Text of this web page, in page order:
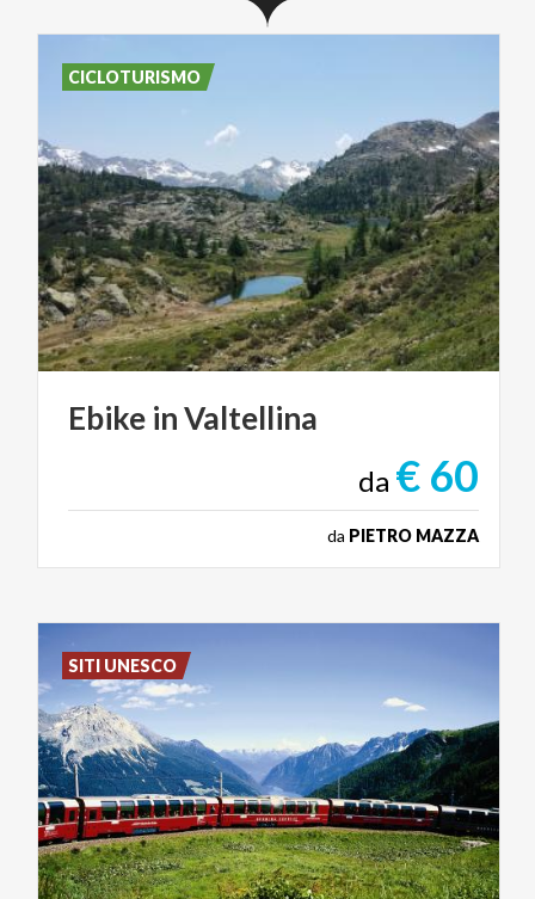
Ebike inValtellina
da € 60
da PIETRO MAZZA
CICLOTURISMO
SITI UNESCO